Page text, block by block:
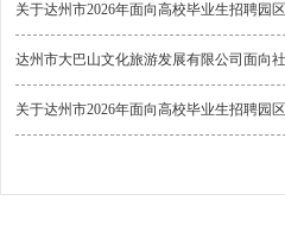
关于达州市2026年面向高校毕业生招聘园
达州市大巴山文化旅游发展有限公司面向
关于达州市2026年面向高校毕业生招聘园